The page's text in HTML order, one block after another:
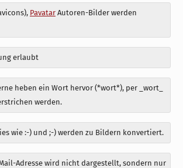
PavatarAutoren-Bilder werden
erlaubt
heben ein Wort hervor (*wort*), per _wort_
werden.
wie :-) und ;-) werden zu Bildern konvertiert.
Adresse wird nicht dargestellt, sondern nur